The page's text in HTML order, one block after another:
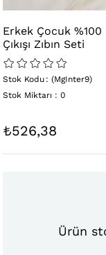
Erkek Çocuk
Çıkışı Zıbın Seti
(MgInter9)
Stok Kodu
Stok Miktarı : 0
₺526,38
Ürün